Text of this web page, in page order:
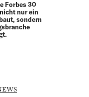
Forbes 30
nur ein
sondern